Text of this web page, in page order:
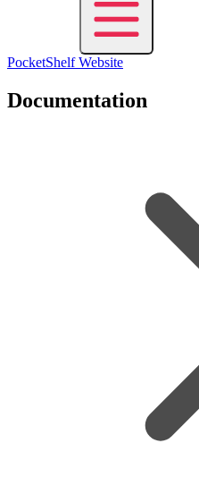
PocketShelfWebsite
Documentation